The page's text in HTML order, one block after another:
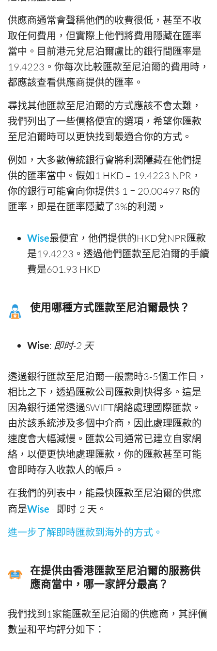
供應商通常會聲稱他們的收費很低，甚至不收
取任何費用，但實際上他們將費用隱藏在匯率
當中。目前港元兌尼泊爾盧比的銀行間匯率是
19.4223。你每次比較匯款至尼泊爾的費用時，
都應該查看供應商提供的匯率。
尋找其他匯款至尼泊爾的方式應該不會太難，
我們列出了一些價格便宜的選項，希望你匯款
至尼泊爾時可以更快找到最適合你的方式。
例如，大多數傳統銀行會將利潤隱藏在他們提
供的匯率當中。假如1 HKD = 19.4223 NPR，
你的銀行可能會向你提供$ 1 = 20.00497 ₨的
匯率，即是在匯率隱藏了3%的利潤。
Wise最便宜，他們提供的HKD兌NPR匯款
是19.4223。透過他們匯款至尼泊爾的手續
費是601.93 HKD
使用哪種方式匯款至尼泊爾最快？
Wise: 即时-2 天
透過銀行匯款至尼泊爾一般需時3-5個工作日，
相比之下，透過匯款公司匯款則快得多。這是
因為銀行通常透過SWIFT網絡處理國際匯款。
由於該系統涉及多個中介商，因此處理匯款的
速度會大幅減慢。匯款公司通常已建立自家網
絡，以便更快地處理匯款，你的匯款甚至可能
會即時存入收款人的帳戶。
在我們的列表中，能最快匯款至尼泊爾的供應
商是Wise - 即时-2 天。
進一步了解即時匯款到海外的方式。
在提供由香港匯款至尼泊爾的服務供
應商當中，哪一家評分最高？
我們找到1家能匯款至尼泊爾的供應商，其評價
數量和平均評分如下：